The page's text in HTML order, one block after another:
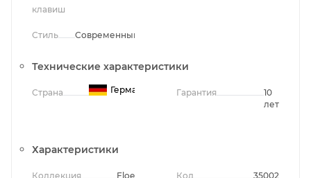
клавиш
Стиль Современный
Технические характеристики
Страна Германия Гарантия
10
лет
Характеристики
Коллекция Floe Код 35002